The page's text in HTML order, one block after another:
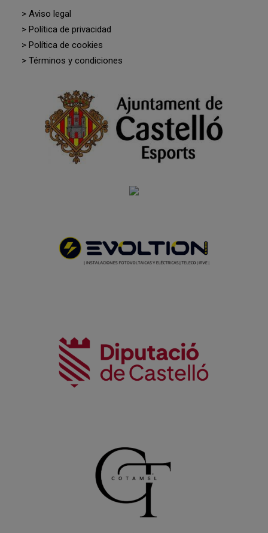
> Aviso legal
> Política de privacidad
> Política de cookies
> Términos y condiciones